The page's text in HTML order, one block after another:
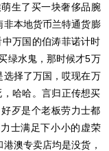
生了买一块奢侈品腕
本地货币兰特通货膨
万国的伯涛菲诺计时
绿水鬼，那时候才5万
选择了万国，哎现在万
哈哈。言归正传想买
歹是个老板劳力士都
士满足下小小的虚荣
澳专卖店均是没货，